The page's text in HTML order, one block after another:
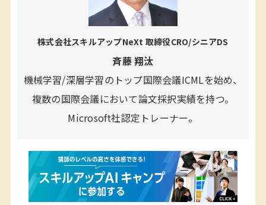
株式会社スキルアップNeXt 取締役CRO/シニアDS
斉藤 翔汰
機械学習/深層学習のトップ国際会議ICMLを始め、
複数の国際会議において論文採択実績を持つ。
Microsoft社認定トレーナー。